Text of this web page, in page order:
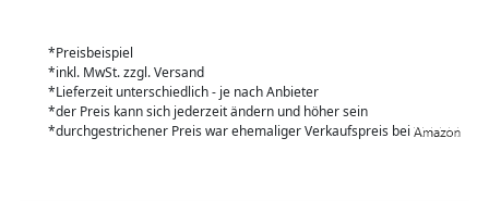
*Preisbeispiel
*inkl. MwSt. zzgl. Versand
*Lieferzeit unterschiedlich - je nach Anbieter
*der Preis kann sich jederzeit ändern und höher sein
*durchgestrichener Preis war ehemaliger Verkaufspreis bei